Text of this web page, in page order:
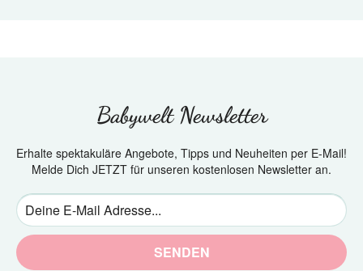
Babywelt Newsletter
Erhalte spektakuläre Angebote, Tipps und Neuheiten per E-Mail!
Melde Dich JETZT für unseren kostenlosen Newsletter an.
SENDEN